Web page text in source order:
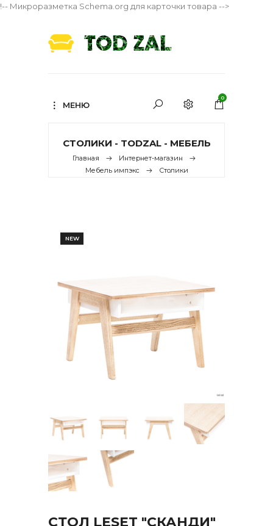
!-- Микроразметка Schema.org для карточки товара -->
МЕНЮ
0
СТОЛИКИ - TODZAL - МЕБЕЛЬ
Главная
Интернет-магазин
Мебель импэкс
Столики
NEW
СТОЛ LESET "СКАНДИ"